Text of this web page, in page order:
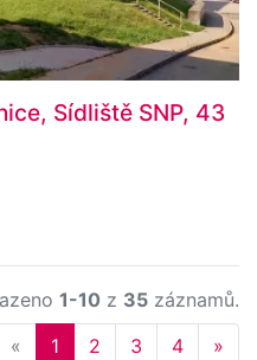
Sídliště SNP, 43
1-10 z 35 záznamů.
« Previous
1 2 3 4 »